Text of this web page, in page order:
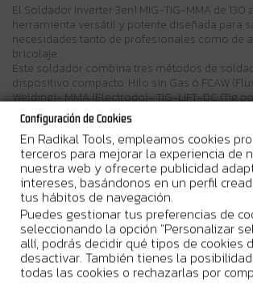
El Soldador Inverter 3en1 MIG-TIG-MMA de
herramienta versátil y potente diseñada para
necesidades tanto de profesionales como de
bricolaje.
Este soldador combina tres métodos de
dispositivo compacto: Hilo sin Gas ó FCAW
Welding)- MMA (Electrodo)- TIG-LIFT-DC (Tig
Con una pantalla LCD de fácil lectura, los
los parámetros de soldadura con precisión y
La antorcha independiente con conexión.
rápida y segura de los accesorios,
eficiencia en el trabajo.
Su tecnología inverter ofrece un rendimiento
corriente de salida estable y consistente, lo
soldaduras más limpias y de mayor calidad.
Además, su diseño ligero y portátil facilita el
utilización en diferentes entornos de trabajo.
Configuración de Cookies
En Radikal Tools, empleamos cookies
terceros para mejorar la experiencia de
nuestra web y ofrecerte publicidad
intereses, basándonos en un perfil
tus hábitos de navegación.
Puedes gestionar tus preferencias de
seleccionando la opción "Personalizar
allí, podrás decidir qué tipos de cookies
desactivar. También tienes la
todas las cookies o rechazarlas por